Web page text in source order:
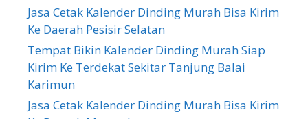
Jasa Cetak Kalender Dinding Murah Bisa Kirim
Ke Daerah Pesisir Selatan
Tempat Bikin Kalender Dinding Murah Siap
Kirim Ke Terdekat Sekitar Tanjung Balai
Karimun
Jasa Cetak Kalender Dinding Murah Bisa Kirim